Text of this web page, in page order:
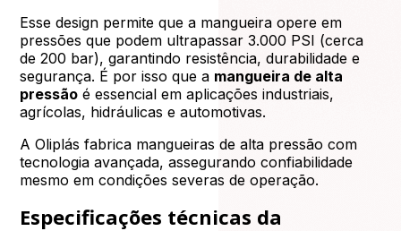
Esse design permite que a mangueira opere em
pressões que podem ultrapassar 3.000 PSI (cerca
de 200 bar), garantindo resistência, durabilidade e
segurança. É por isso que a mangueira de alta
pressão é essencial em aplicações industriais,
agrícolas, hidráulicas e automotivas.
A Oliplás fabrica mangueiras de alta pressão com
tecnologia avançada, assegurando confiabilidade
mesmo em condições severas de operação.
Especificações técnicas da